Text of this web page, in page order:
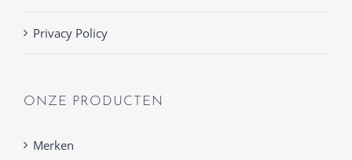
Privacy Policy
ONZE PRODUCTEN
Merken